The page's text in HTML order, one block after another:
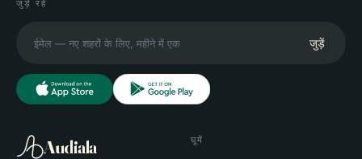
जुड़े रहें
जुड़ें
Audiala घूमें